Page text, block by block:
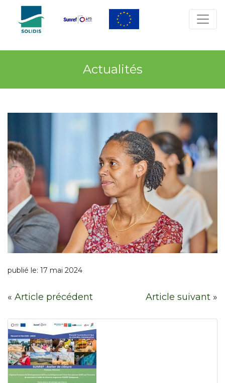
Actualités
publié le: 17 mai 2024
« Article précédent Article suivant »